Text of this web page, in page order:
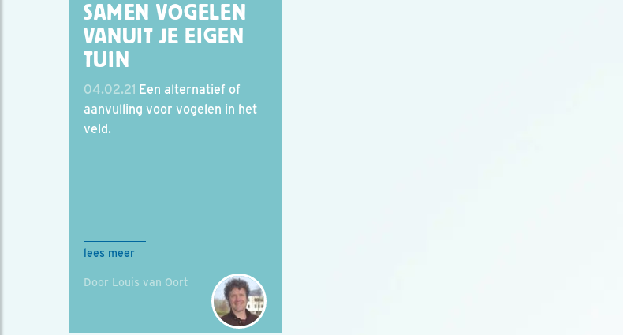
SAMEN VOGELEN
VANUIT JE EIGEN
TUIN
04.02.21 Een alternatief of
aanvulling voor vogelen in het
veld.
lees meer
Door Louis van Oort